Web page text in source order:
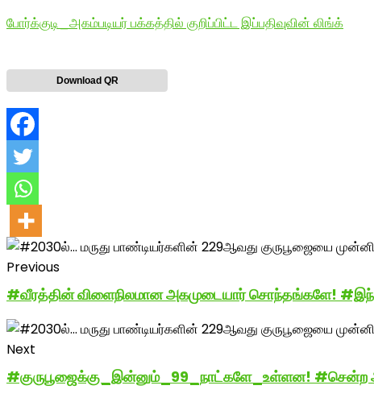
போர்க்குடி_அகம்படியர் பக்கத்தில் குறிப்பிட்ட இப்பதிவுவின் லிங்க்
Download QR
Previous
#வீரத்தின் விளைநிலமான அகமுடையார் சொந்தங்களே!
Next
#குருபூஜைக்கு_இன்னும்_99_நாட்களே_உள்ளன! #சென்ற